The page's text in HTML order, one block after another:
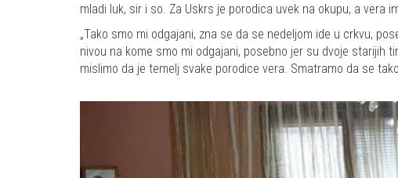
mladi luk, sir i so. Za Uskrs je porodica uvek na okupu, a vera
„Tako smo mi odgajani, zna se da se nedeljom ide u crkvu,
nivou na kome smo mi odgajani, posebno jer su dvoje starijih
mislimo da je temelj svake porodice vera. Smatramo da se